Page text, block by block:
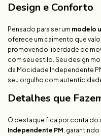
Design e Conforto
Pensado para ser um modelo
oferece um caimento que
promovendo liberdade de
com seu estilo. Seu design
da Mocidade Independente
seu orgulho com
Detalhes que
O destaque fica por conta do
Independente PM,